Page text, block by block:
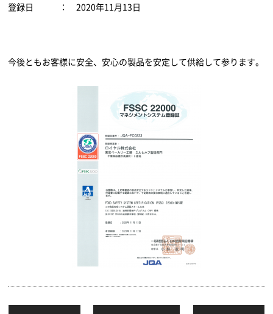
登録日 ： 2020年11月13日
今後ともお客様に安全、安心の製品を安定して供給して参ります。